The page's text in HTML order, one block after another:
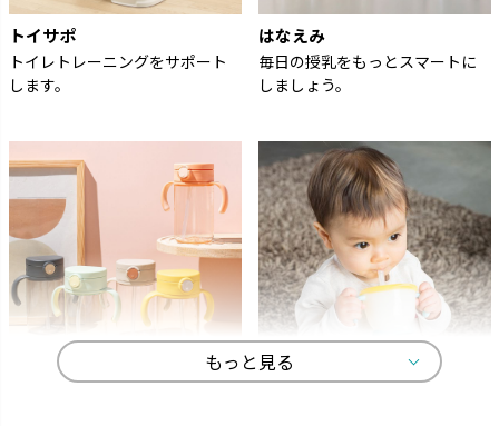
トイサポ
トイレトレーニングをサポート
します。
はなえみ
毎日の授乳をもっとスマートに
しましょう。
もっと見る